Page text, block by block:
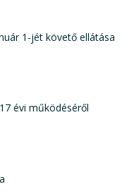
1-jét követő ellátása
évi működéséről